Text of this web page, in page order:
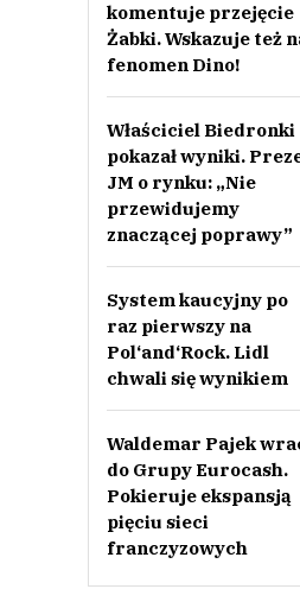
komentuje przejęcie
Żabki. Wskazuje też
fenomen Dino!
Właściciel Biedronki
pokazał wyniki.
JM o rynku: „Nie
przewidujemy
znaczącej poprawy”
System kaucyjny po
raz pierwszy na
Pol‘and‘Rock. Lidl
chwali się wynikiem
Waldemar Pajek
do Grupy Eurocash.
Pokieruje ekspansją
pięciu sieci
franczyzowych